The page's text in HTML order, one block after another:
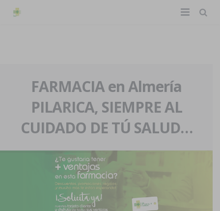
La farmacia
Nuestra historia
Nuestro equipo
Eventos
Servicios y reservas
Pedidos express
FARMACIA en Almería
PILARICA, SIEMPRE AL
CUIDADO DE TÚ SALUD…